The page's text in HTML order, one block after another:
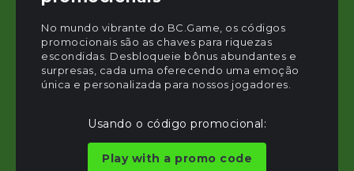
No mundo vibrante do BC.Game, os códigos
promocionais são as chaves para riquezas
escondidas. Desbloqueie bônus abundantes e
surpresas, cada uma oferecendo uma emoção
única e personalizada para nossos jogadores.
Usando o código promocional:
Play with a promo code